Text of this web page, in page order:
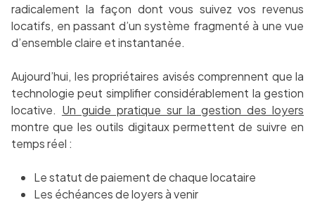
radicalement la façon dont vous suivez vos revenus
locatifs, en passant d’un système fragmenté à une vue
d’ensemble claire et instantanée.
Aujourd’hui, les propriétaires avisés comprennent que la
technologie peut simplifier considérablement la gestion
locative. Un guide pratique sur la gestion des loyers
montre que les outils digitaux permettent de suivre en
temps réel :
Le statut de paiement de chaque locataire
Les échéances de loyers à venir